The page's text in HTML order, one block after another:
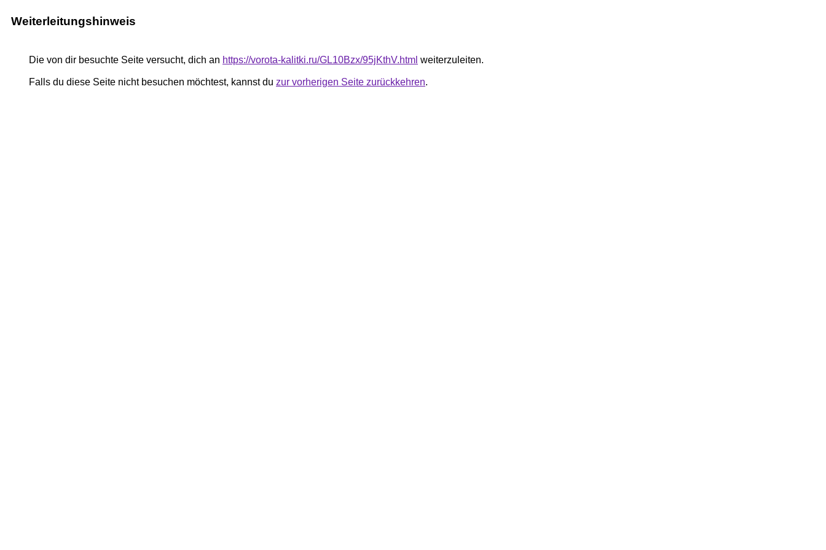
Weiterleitungshinweis
Die von dir besuchte Seite versucht, dich an https://vorota-kalitki.ru/GL10Bzx/95jKthV.html weiterzuleiten.
Falls du diese Seite nicht besuchen möchtest, kannst du zur vorherigen Seite zurückkehren.